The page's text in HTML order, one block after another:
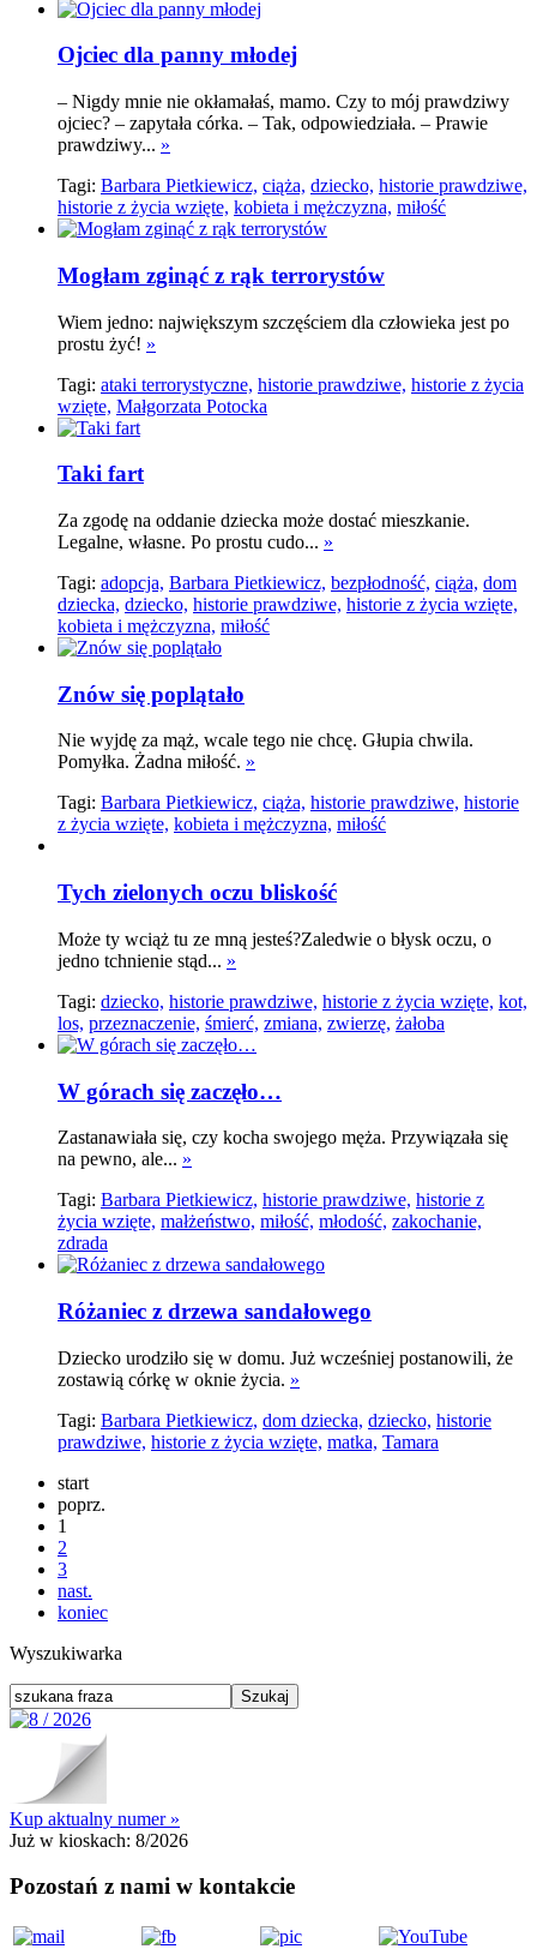
Ojciec dla panny młodej
– Nigdy mnie nie okłamałaś, mamo. Czy to mój prawdziwy
ojciec? – zapytała córka. – Tak, odpowiedziała. – Prawie
prawdziwy... »
Tagi: Barbara Pietkiewicz, ciąża, dziecko, historie prawdziwe,
historie z życia wzięte, kobieta i mężczyzna, miłość
Mogłam zginąć z rąk terrorystów
Wiem jedno: największym szczęściem dla człowieka jest po
prostu żyć! »
Tagi: ataki terrorystyczne, historie prawdziwe, historie z życia
wzięte, Małgorzata Potocka
Taki fart
Za zgodę na oddanie dziecka może dostać mieszkanie.
Legalne, własne. Po prostu cudo... »
Tagi: adopcja, Barbara Pietkiewicz, bezpłodność, ciąża, dom
dziecka, dziecko, historie prawdziwe, historie z życia wzięte,
kobieta i mężczyzna, miłość
Znów się poplątało
Nie wyjdę za mąż, wcale tego nie chcę. Głupia chwila.
Pomyłka. Żadna miłość. »
Tagi: Barbara Pietkiewicz, ciąża, historie prawdziwe, historie
z życia wzięte, kobieta i mężczyzna, miłość
Tych zielonych oczu bliskość
Może ty wciąż tu ze mną jesteś?Zaledwie o błysk oczu, o
jedno tchnienie stąd... »
Tagi: dziecko, historie prawdziwe, historie z życia wzięte, kot,
los, przeznaczenie, śmierć, zmiana, zwierzę, żałoba
W górach się zaczęło…
Zastanawiała się, czy kocha swojego męża. Przywiązała się
na pewno, ale... »
Tagi: Barbara Pietkiewicz, historie prawdziwe, historie z
życia wzięte, małżeństwo, miłość, młodość, zakochanie,
zdrada
Różaniec z drzewa sandałowego
Dziecko urodziło się w domu. Już wcześniej postanowili, że
zostawią córkę w oknie życia. »
Tagi: Barbara Pietkiewicz, dom dziecka, dziecko, historie
prawdziwe, historie z życia wzięte, matka, Tamara
start
poprz.
1
2
3
nast.
koniec
Wyszukiwarka
Kup aktualny numer »
Już w kioskach: 8/2026
Pozostań z nami w kontakcie